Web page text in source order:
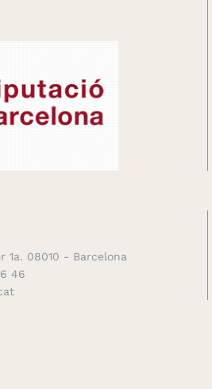
1a. 08010 - Barcelona
46